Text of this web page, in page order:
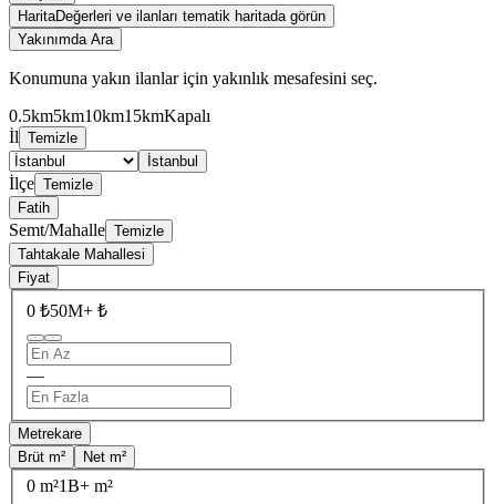
HaritaDeğerleri ve ilanları tematik haritada görün
Yakınımda Ara
Konumuna yakın ilanlar için yakınlık mesafesini seç.
0.5km5km10km15kmKapalı
İl Temizle
İstanbul
İlçe Temizle
Fatih
Semt/Mahalle Temizle
Tahtakale Mahallesi
Fiyat
0 ₺50M+ ₺
—
Metrekare
Brüt m²
Net m²
0 m²1B+ m²